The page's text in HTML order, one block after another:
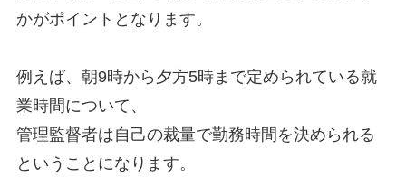
かがポイントとなります。
例えば、朝9時から夕方5時まで定められている就
業時間について、
管理監督者は自己の裁量で勤務時間を決められる
ということになります。